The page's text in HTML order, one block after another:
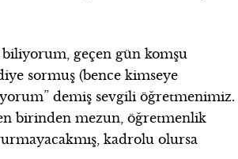
biliyorum, geçen gün komşu
sormuş (bence kimseye
demiş sevgili öğretmenimiz.
birinden mezun, öğretmenlik
kadrolu olursa